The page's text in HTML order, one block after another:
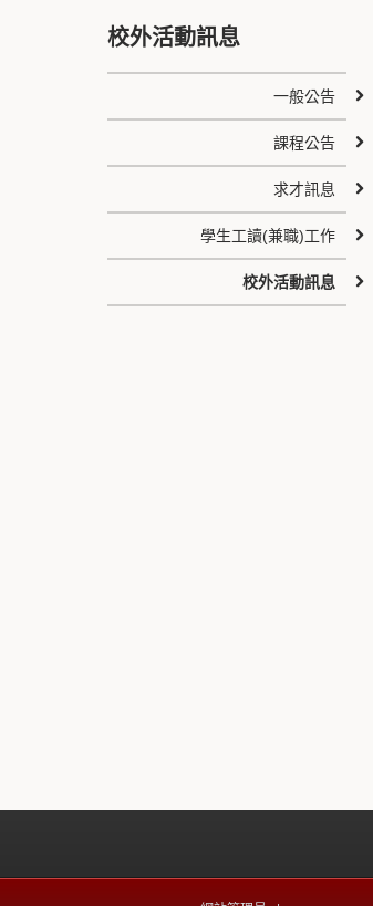
校外活動訊息
一般公告
課程公告
求才訊息
學生工讀(兼職)工作
校外活動訊息